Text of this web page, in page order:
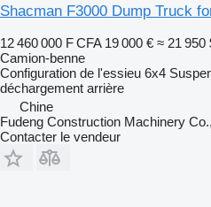
Shacman F3000 Dump Truck
12 460 000 F CFA 19 000 € ≈ 21 950
Camion-benne
Configuration de l'essieu 6x4
déchargement arrière
Chine
Fudeng Construction Machinery
Contacter le vendeur